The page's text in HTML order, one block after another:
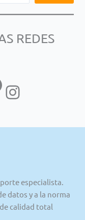
REDES
Instagram
especialista.
datos y a la norma
calidad total